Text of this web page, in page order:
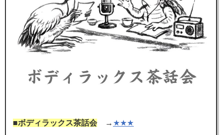
■ボディラックス茶話会 → ★★★